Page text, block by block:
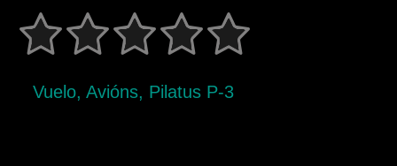
Vuelo, Avións, Pilatus P-3